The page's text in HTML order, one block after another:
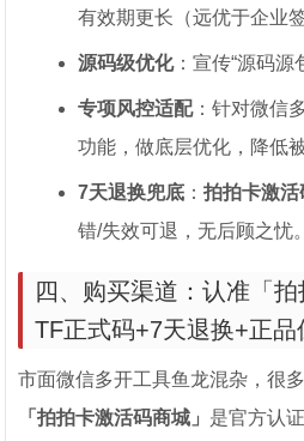
有效期更长（远优于企业
源码级优化：宣传“源码源
专项风控适配：针对微信
功能，做底层优化，降低
7天退换兜底 ：拍拍卡激
错/失效可退，无后顾之忧。
四、购买渠道：认准「
TF正式码+7天退换+正品
市面微信多开工具鱼龙混杂，很多
「拍拍卡激活码商城」 是官方认